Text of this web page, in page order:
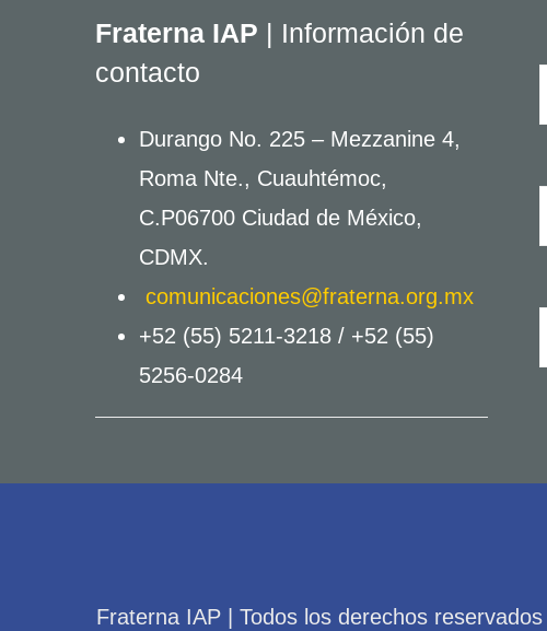
Fraterna IAP | Información de
contacto
Durango No. 225 – Mezzanine 4,
Roma Nte., Cuauhtémoc,
C.P06700 Ciudad de México,
CDMX.
comunicaciones@fraterna.org.mx
+52 (55) 5211-3218 / +52 (55)
5256-0284
Fraterna IAP | Todos los derechos